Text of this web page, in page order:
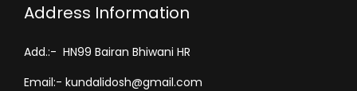
Address Information
Add.:- HN99 Bairan Bhiwani HR
Email:- kundalidosh@gmail.com